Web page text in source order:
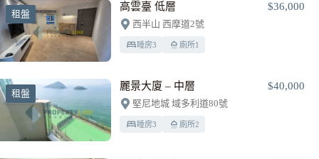
租盤
高雲臺 低層 $36,000
西半山 西摩道2號
睡房3 廁所1
租盤
麗景大廈 – 中層 $40,000
堅尼地城 域多利道80號
睡房3 廁所2